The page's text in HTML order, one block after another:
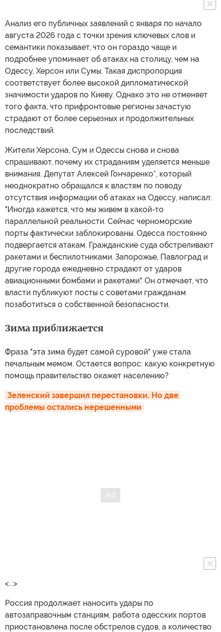
Анализ его публичных заявлений с января по начало
августа 2026 года с точки зрения ключевых слов и
семантики показывает, что он гораздо чаще и
подробнее упоминает об атаках на столицу, чем на
Одессу, Херсон или Сумы. Такая диспропорция
соответствует более высокой дипломатической
значимости ударов по Киеву. Однако это не отменяет
того факта, что прифронтовые регионы зачастую
страдают от более серьезных и продолжительных
последствий.
Жители Херсона, Сум и Одессы снова и снова
спрашивают, почему их страданиям уделяется меньше
внимания. Депутат Алексей Гончаренко*, который
неоднократно обращался к властям по поводу
отсутствия информации об атаках на Одессу, написал:
"Иногда кажется, что мы живем в какой-то
параллельной реальности. Сейчас черноморские
порты фактически заблокированы. Одесса постоянно
подвергается атакам. Гражданские суда обстреливают
ракетами и беспилотниками. Запорожье, Павлоград и
другие города ежедневно страдают от ударов
авиационными бомбами и ракетами". Он отмечает, что
власти публикуют посты с советами гражданам
позаботиться о собственной безопасности.
Зима приближается
Фраза "эта зима будет самой суровой" уже стала
печальным мемом. Остается вопрос: какую конкретную
помощь правительство окажет населению?
Зеленский завершил перестановки. Но две
проблемы остались нерешенными
<...>
Россия продолжает наносить удары по
автозаправочным станциям, работа одесских портов
приостановлена после обстрелов судов, а количество